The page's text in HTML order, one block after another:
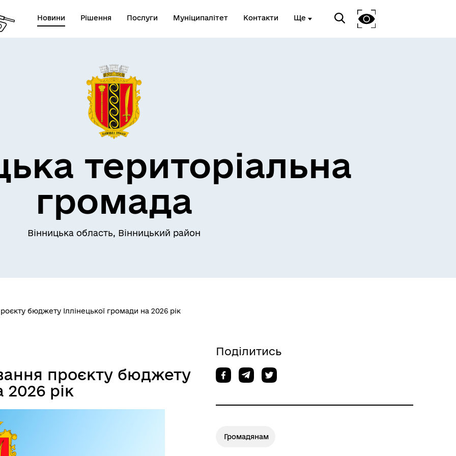
Новини Рішення Послуги Муніципалітет Контакти Ще
територіальна
громада
Вінницька область, Вінницький район
бюджету Іллінецької громади на 2026 рік
проєкту бюджету
2026 рік
Поділитись
Громадянам